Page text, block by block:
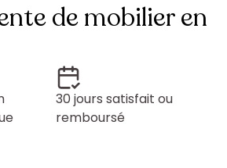
de mobilier en
30 jours satisfait ou
remboursé